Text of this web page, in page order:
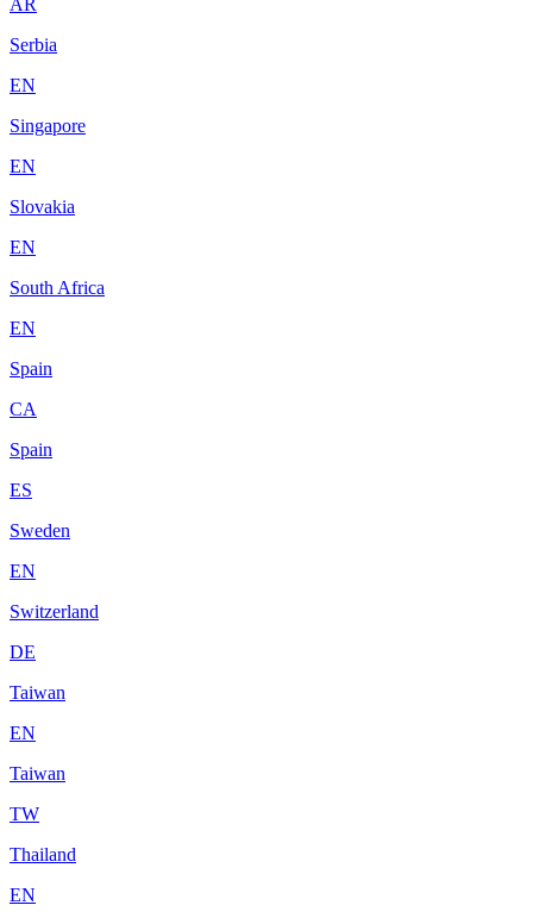
Serbia
EN
Singapore
EN
Slovakia
EN
South Africa
EN
Spain
CA
Spain
ES
Sweden
EN
Switzerland
DE
Taiwan
EN
Taiwan
TW
Thailand
EN